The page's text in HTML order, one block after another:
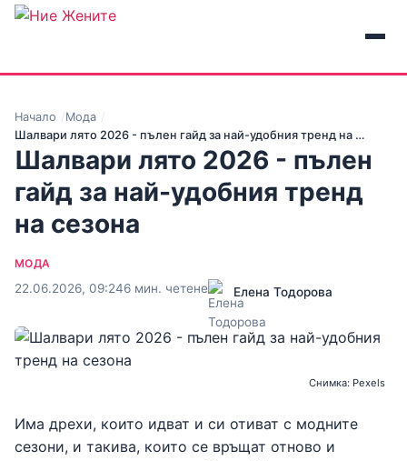
Начало
Мода
Шалвари лято 2026 - пълен гайд за най-удобния тренд на …
Шалвари лято 2026 - пълен
гайд за най-удобния тренд
на сезона
МОДА
22.06.2026, 09:246 мин. четене Елена Тодорова
Снимка: Pexels
Има дрехи, които идват и си отиват с модните
сезони, и такива, които се връщат отново и